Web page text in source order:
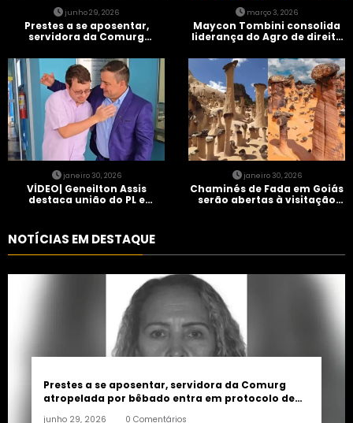
junho 29, 2026
Prestes a se aposentar,
servidora da Comurg
entra em protocolo de
morte encefálica
março 3, 2026
Maycon Tombini consolida
liderança do Agro de direita
Brasil” em Goiânia
janeiro 30, 2026
VÍDEO| Geneilton Assis
destaca união do PL e
janeiro 30, 2026
Chaminés de Fada em Goiás
serão abertas à visitação
NOTÍCIAS EM DESTAQUE
Prestes a se aposentar, servidora da Comurg
atropelada por bêbado entra em protocolo de
junho 29, 2026 0 Comentários